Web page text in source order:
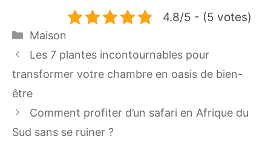
4.8/5 - (5 votes)
Catégories
Maison
Les 7 plantes incontournables pour
transformer votre chambre en oasis de bien-
être
Comment profiter d’un safari en Afrique du
Sud sans se ruiner ?